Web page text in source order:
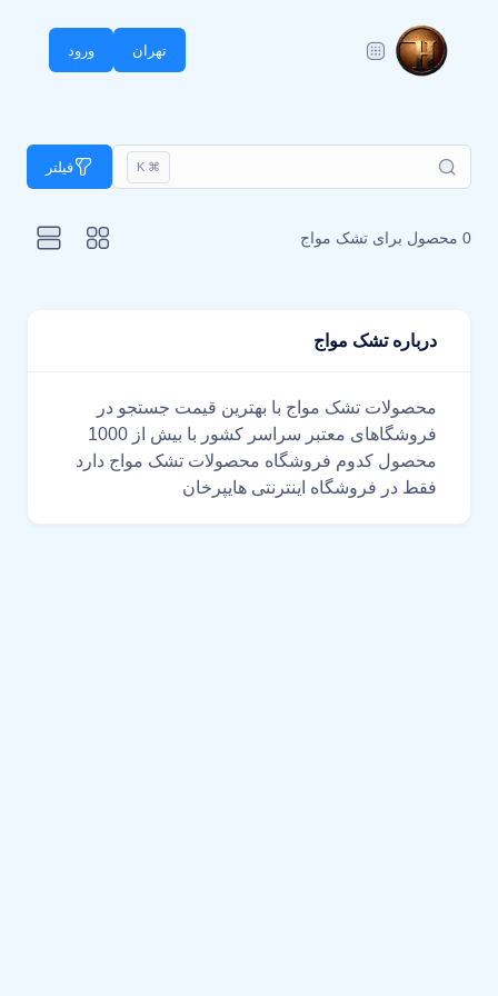
تهران ورود
⌘ K فیلتر
0 محصول برای تشک مواج
درباره تشک مواج
محصولات تشک مواج با بهترین قیمت جستجو در
فروشگاهای معتبر سراسر کشور با بیش از 1000
محصول کدوم فروشگاه محصولات تشک مواج دارد
فقط در فروشگاه اینترنتی هایپرخان